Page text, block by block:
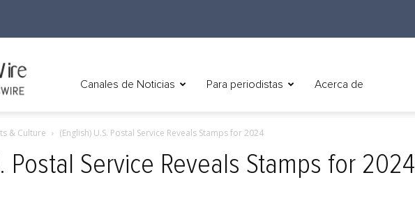
Canales de Noticias Para periodistas Acerca de
& Culture (English) U.S. Postal Service Reveals Stamps for 2024
Postal Service Reveals Stamps for 2024